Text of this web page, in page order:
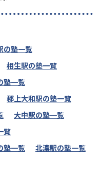
の塾一覧
相生駅の塾一覧
塾一覧
郡上大和駅の塾一覧
大中駅の塾一覧
覧
塾一覧 北濃駅の塾一覧